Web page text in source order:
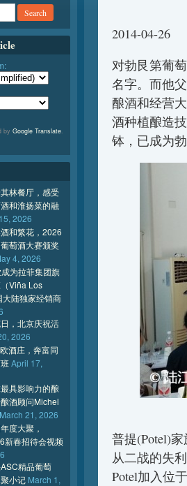
2014-04-26
对勃艮第葡
名字。而他
酿酒和经营
酒种植酿造
钵，已成为
普提(Potel)
从二战的失
Potel加入位
by Google Translate.
林餐厅，感受
和淮扬菜的融
2026
和繁花，2026
萄酒大赛颁奖
4, 2026
为拉菲集团旗
Viña Los
陆独家经销商
，北京庆祝活
2026
酒庄，奔富同
April 17,
最具影响力的酿
酒顾问Michel
March 21, 2026
度大聚，
新春招待会视频
精品葡萄
小记 March 1,